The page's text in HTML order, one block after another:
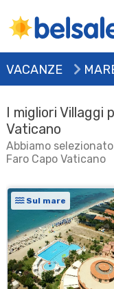
VACANZE
I migliori Villaggi
Vaticano
Abbiamo
Faro Capo Vaticano
Sul mare